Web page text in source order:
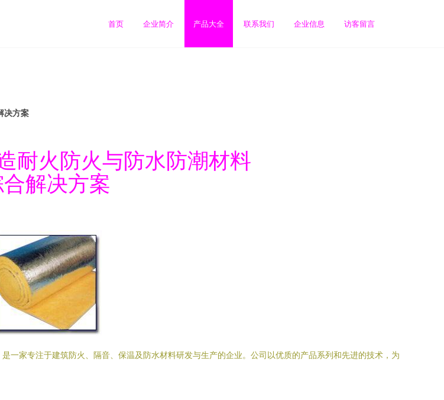
首页 企业简介 产品大全 联系我们 企业信息 访客留言
决方案
耐火防火与防水防潮材料
解决方案
一家专注于建筑防火、隔音、保温及防水材料研发与生产的企业。公司以优质的产品系列和先进的技术，为